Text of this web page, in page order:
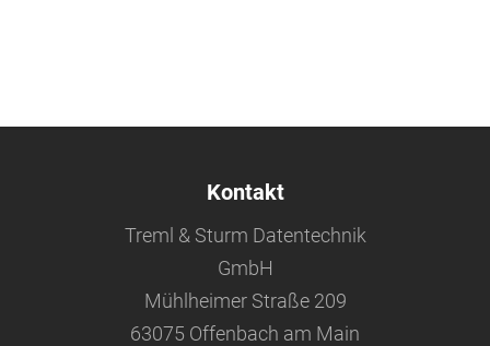
Kontakt
Treml & Sturm Datentechnik
GmbH
Mühlheimer Straße 209
63075 Offenbach am Main